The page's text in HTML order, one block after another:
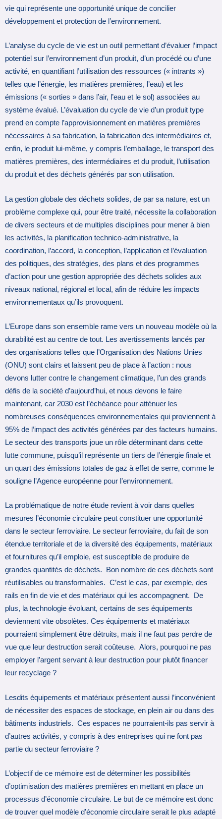
vie qui représente une opportunité unique de concilier
développement et protection de l’environnement.
L’analyse du cycle de vie est un outil permettant d’évaluer l’impact
potentiel sur l’environnement d’un produit, d’un procédé ou d’une
activité, en quantifiant l’utilisation des ressources (« intrants »)
telles que l’énergie, les matières premières, l’eau) et les
émissions (« sorties » dans l’air, l’eau et le sol) associées au
système évalué. L’évaluation du cycle de vie d’un produit type
prend en compte l’approvisionnement en matières premières
nécessaires à sa fabrication, la fabrication des intermédiaires et,
enfin, le produit lui-même, y compris l’emballage, le transport des
matières premières, des intermédiaires et du produit, l’utilisation
du produit et des déchets générés par son utilisation.
La gestion globale des déchets solides, de par sa nature, est un
problème complexe qui, pour être traité, nécessite la collaboration
de divers secteurs et de multiples disciplines pour mener à bien
les activités, la planification technico-administrative, la
coordination, l’accord, la conception, l’application et l’évaluation
des politiques, des stratégies, des plans et des programmes
d’action pour une gestion appropriée des déchets solides aux
niveaux national, régional et local, afin de réduire les impacts
environnementaux qu’ils provoquent.
L’Europe dans son ensemble rame vers un nouveau modèle où la
durabilité est au centre de tout. Les avertissements lancés par
des organisations telles que l’Organisation des Nations Unies
(ONU) sont clairs et laissent peu de place à l’action : nous
devons lutter contre le changement climatique, l’un des grands
défis de la société d’aujourd’hui, et nous devons le faire
maintenant, car 2030 est l’échéance pour atténuer les
nombreuses conséquences environnementales qui proviennent à
95% de l’impact des activités générées par des facteurs humains.
Le secteur des transports joue un rôle déterminant dans cette
lutte commune, puisqu’il représente un tiers de l’énergie finale et
un quart des émissions totales de gaz à effet de serre, comme le
souligne l’Agence européenne pour l’environnement.
La problématique de notre étude revient à voir dans quelles
mesures l’économie circulaire peut constituer une opportunité
dans le secteur ferroviaire. Le secteur ferroviaire, du fait de son
étendue territoriale et de la diversité des équipements, matériaux
et fournitures qu’il emploie, est susceptible de produire de
grandes quantités de déchets. Bon nombre de ces déchets sont
réutilisables ou transformables. C’est le cas, par exemple, des
rails en fin de vie et des matériaux qui les accompagnent. De
plus, la technologie évoluant, certains de ses équipements
deviennent vite obsolètes. Ces équipements et matériaux
pourraient simplement être détruits, mais il ne faut pas perdre de
vue que leur destruction serait coûteuse. Alors, pourquoi ne pas
employer l’argent servant à leur destruction pour plutôt financer
leur recyclage ?
Lesdits équipements et matériaux présentent aussi l’inconvénient
de nécessiter des espaces de stockage, en plein air ou dans des
bâtiments industriels. Ces espaces ne pourraient-ils pas servir à
d’autres activités, y compris à des entreprises qui ne font pas
partie du secteur ferroviaire ?
L’objectif de ce mémoire est de déterminer les possibilités
d’optimisation des matières premières en mettant en place un
processus d’économie circulaire. Le but de ce mémoire est donc
de trouver quel modèle d’économie circulaire serait le plus adapté